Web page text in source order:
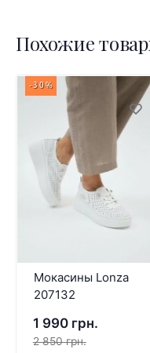
Похожие
-30%
Мокасины Lonza
207132
1 990 грн.
2 850 грн.